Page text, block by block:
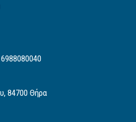
84700 Θήρα